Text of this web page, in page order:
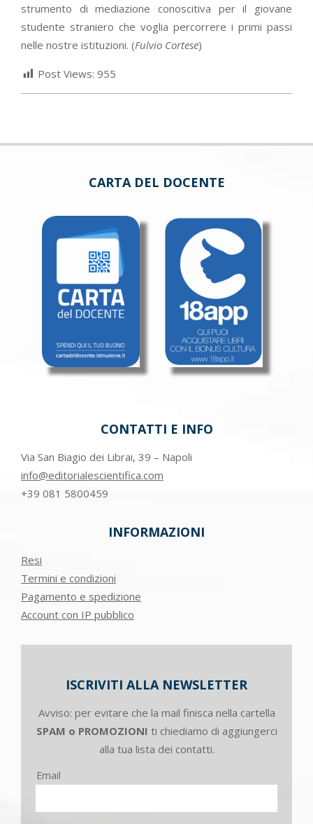
strumento di mediazione conoscitiva per il giovane
studente straniero che voglia percorrere i primi passi
nelle nostre istituzioni. (Fulvio Cortese)
Post Views: 955
CARTA DEL DOCENTE
CONTATTI E INFO
Via San Biagio dei Librai, 39 – Napoli
info@editorialescientifica.com
+39 081 5800459
INFORMAZIONI
Resi
Termini e condizioni
Pagamento e spedizione
Account con IP pubblico
ISCRIVITI ALLA NEWSLETTER
Avviso: per evitare che la mail finisca nella cartella
SPAM o PROMOZIONI ti chiediamo di aggiungerci
alla tua lista dei contatti.
Email